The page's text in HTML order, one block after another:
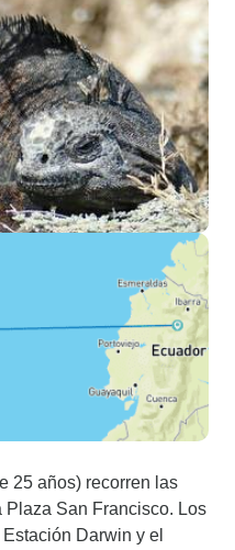
25 años) recorren las
San Francisco. Los
Darwin y el